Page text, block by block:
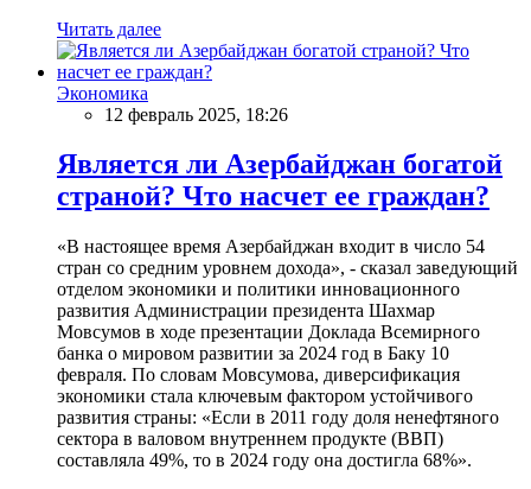
Читать далее
Экономика
12 февраль 2025, 18:26
Является ли Азербайджан богатой
страной? Что насчет ее граждан?
«В настоящее время Азербайджан входит в число 54
стран со средним уровнем дохода», - сказал заведующий
отделом экономики и политики инновационного
развития Администрации президента Шахмар
Мовсумов в ходе презентации Доклада Всемирного
банка о мировом развитии за 2024 год в Баку 10
февраля. По словам Мовсумова, диверсификация
экономики стала ключевым фактором устойчивого
развития страны: «Если в 2011 году доля ненефтяного
сектора в валовом внутреннем продукте (ВВП)
составляла 49%, то в 2024 году она достигла 68%».